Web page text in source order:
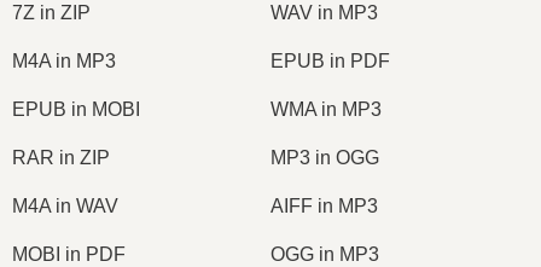
7Z in ZIP WAV in MP3
M4A in MP3 EPUB in PDF
EPUB in MOBI WMA in MP3
RAR in ZIP MP3 in OGG
M4A in WAV AIFF in MP3
MOBI in PDF OGG in MP3